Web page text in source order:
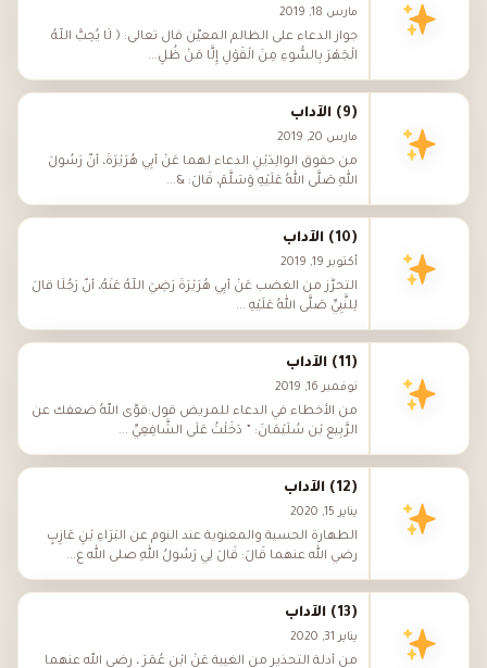
مارس 18, 2019
جواز الدعاء على الظالم المعيَّن قال تعالى: ﴿ لَا يُحِبُّ اللَّهُ
الْجَهْرَ بِالسُّوءِ مِنَ الْقَوْلِ إِلَّا مَنْ ظُلِ...
(9) الآداب
مارس 20, 2019
من حقوق الوالِدَيْنِ الدعاء لهما عَنْ أَبِي هُرَيْرَةَ، أَنَّ رَسُولَ
اللهِ صَلَّى اللهُ عَلَيْهِ وَسَلَّمَ، قَالَ: &...
(10) الآداب
أكتوبر 19, 2019
التحرُّز من الغضب عَنْ أَبِي هُرَيْرَةَ رَضِيَ اللَّهُ عَنْهُ، أَنَّ رَجُلًا قَالَ
لِلنَّبِيِّ صَلَّى اللهُ عَلَيْهِ ...
(11) الآداب
نوفمبر 16, 2019
من الأخطاء في الدعاء للمريض قول:قوَّى اللهُ ضعفَك عن
الرَّبِيع بْن سُلَيْمَانَ: ” دَخَلْتُ عَلَى الشَّافِعِيِّ ...
(12) الآداب
يناير 15, 2020
الطهارة الحسية والمعنوية عند النوم عن البَرَاءِ بْنِ عَازِبٍ
رضي الله عنهما قَالَ: قَالَ لِي رَسُولُ اللهِ صلى الله ع...
(13) الآداب
يناير 31, 2020
من أدلة التحذير من الغيبة عَنْ ابْنِ عُمَرَ ، رضي الله عنهما